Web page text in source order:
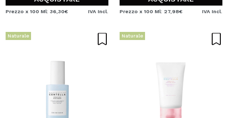
Prezzo x 100 Ml: 36,30€ IVA Incl. Prezzo x 100 Ml: 27,98€ IVA Incl.
Naturale Naturale